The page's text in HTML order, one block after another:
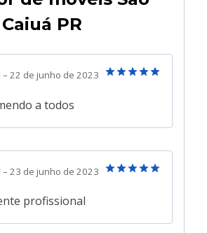
PR
– 22 de junho de 2023
a todos
– 23 de junho de 2023
profissional